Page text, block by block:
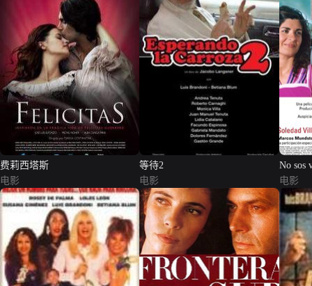
费莉西塔斯
电影
等待2
电影
No sos
电影